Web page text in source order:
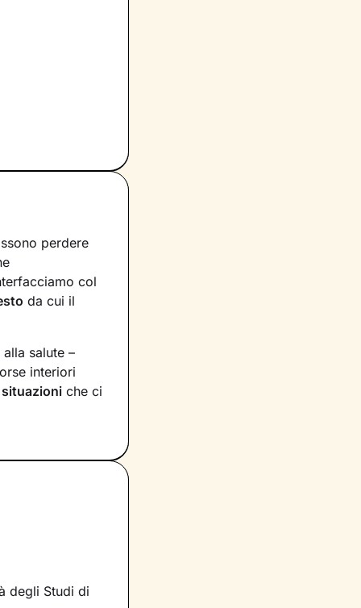
perdere
col
da cui il
salute –
interiori
che ci
passando
che il
degli Studi di